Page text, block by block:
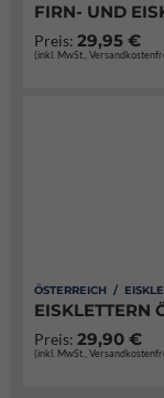
FIRN- UND
Preis: 29,95 €
(inkl. MwSt.,
ÖSTERREICH /
EISKLETTERN
Preis: 29,90 €
(inkl. MwSt.,